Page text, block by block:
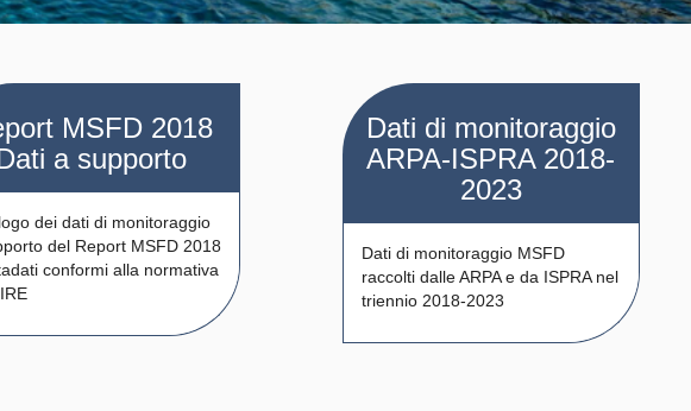
MSFD 2018
a supporto
dei dati di monitoraggio
del Report MSFD 2018
conformi alla normativa
Dati di monitoraggio
ARPA-ISPRA 2018-
2023
Dati di monitoraggio MSFD
raccolti dalle ARPA e da ISPRA nel
triennio 2018-2023